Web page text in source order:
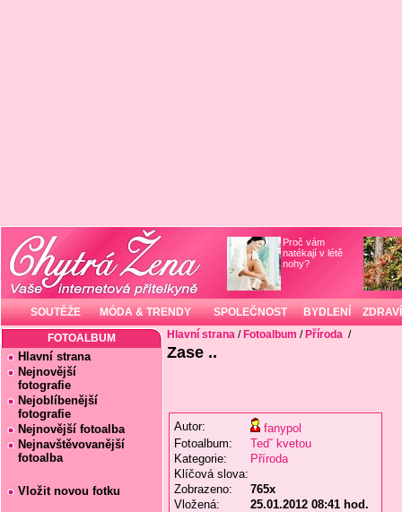
Proč vám
natékají v létě
nohy?
SOUTĚŽE MÓDA & TRENDY SPOLEČNOST BYDLENÍ ZDRAVÍ
FOTOALBUM
Hlavní strana
Nejnovější
fotografie
Nejoblíbenější
fotografie
Nejnovější fotoalba
Nejnavštěvovanější
fotoalba
Vložit novou fotku
Hlavní strana / Fotoalbum / Příroda /
Zase ..
Autor:
fanypol
Fotoalbum:
Tedˇ kvetou
Kategorie:
Příroda
Klíčová slova:
Zobrazeno:
765x
Vložená:
25.01.2012 08:41 hod.